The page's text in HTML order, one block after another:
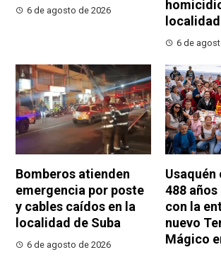
6 de agosto de 2026
6 de
Bomberos atienden
emergencia por poste
y cables caídos en la
localidad de Suba
6 de agosto de 2026
Usaquén
488
con la
nuevo
Mágico